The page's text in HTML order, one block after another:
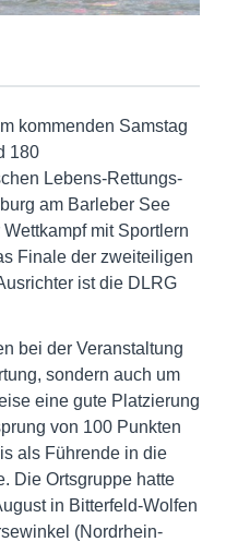
kommenden Samstag
180
Lebens-Rettungs-
am Barleber See
mit Sportlern
Finale der zweiteiligen
ist die DLRG
bei der Veranstaltung
sondern auch um
eine gute Platzierung
von 100 Punkten
als Führende in die
Die Ortsgruppe hatte
in Bitterfeld-Wolfen
(Nordrhein-